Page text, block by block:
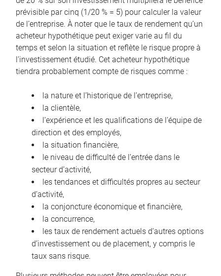
prévisible par cinq (1/20 % = 5) pour calculer la valeur
de l’entreprise. À noter que le taux de rendement qu’un
acheteur hypothétique peut exiger varie au fil du
temps et selon la situation et reflète le risque propre à
l’investissement étudié. Cet acheteur hypothétique
tiendra probablement compte de risques comme :
la nature et l’historique de l’entreprise,
la clientèle,
l’expérience et les qualifications de l’équipe de
direction et des employés,
la situation financière,
le niveau de difficulté de l’entrée dans le
secteur d’activité,
les tendances et difficultés propres au secteur
d’activité,
la conjoncture économique et financière,
la concurrence,
les taux de rendement actuels d’autres options
d’investissement ou de placement, y compris le
taux sans risque.